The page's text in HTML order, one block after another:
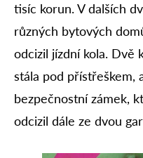
tisíc korun. V dalších
různých bytových
odcizil jízdní kola. Dvě
stála pod přístřeškem,
bezpečnostní zámek,
odcizil dále ze dvou